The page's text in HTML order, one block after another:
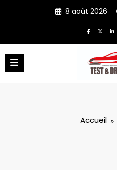
8 août 2026
Accueil